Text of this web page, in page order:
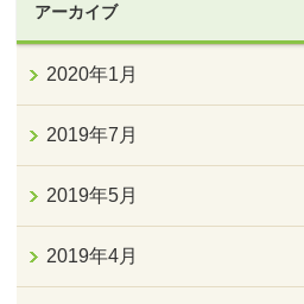
アーカイブ
2020年1月
2019年7月
2019年5月
2019年4月